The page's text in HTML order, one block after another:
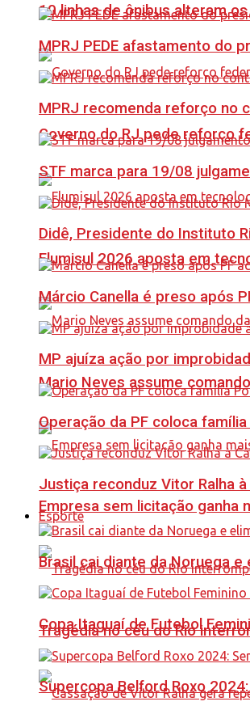
10 linhas de ônibus alteram
Governo do RJ pede reforço
Flumisul 2026 aposta em
Mario Neves assume
Empresa sem licitação ganha
Tragédia no céu do Rio
MPRJ PEDE afastamento do
MPRJ recomenda reforço no
STF marca para 19/08
Didê, Presidente do Instituto
Márcio Canella é preso após
MP ajuíza ação por
Operação da PF coloca
Justiça reconduz Vitor Ralha
Esporte
Brasil cai diante da Noruega
Copa Itaguaí de Futebol
Supercopa Belford Roxo